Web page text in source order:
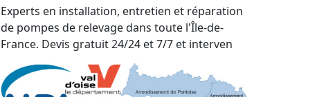
Experts en installation, entretien et réparation
de pompes de relevage dans toute l'Île-de-
France. Devis gratuit 24/24 et 7/7 et interven